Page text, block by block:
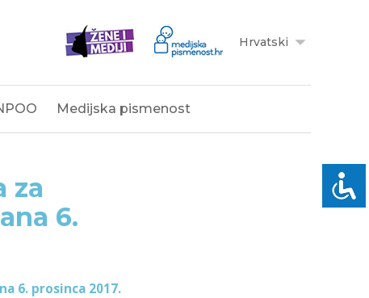
Hrvatski
Medijska pismenost
za
6.
6. prosinca 2017.